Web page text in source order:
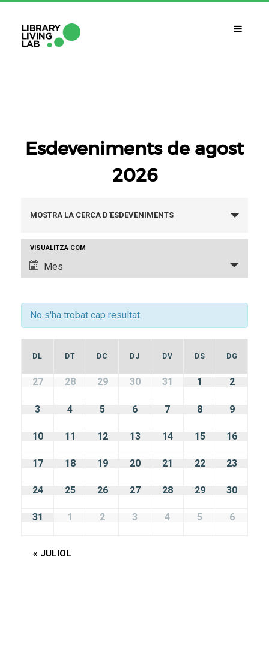
Línies De Treball
QUÈ NECESSITES?
Esdeveniments de agost
2026
Navegació
visual
d'Esdeveniments
MOSTRA LA CERCA D'ESDEVENIMENTS
Navegació
de
visualitzacions
VISUALITZA COM
Mes
No s'ha trobat cap resultat.
Calendari
de
Esdeveniments
Calendari
DL DT DC DJ DV DS DG
27 28 29 30 31 1 2
3 4 5 6 7 8 9
10 11 12 13 14 15 16
17 18 19 20 21 22 23
24 25 26 27 28 29 30
31 1 2 3 4 5 6
« JULIOL